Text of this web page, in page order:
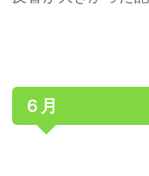
６月